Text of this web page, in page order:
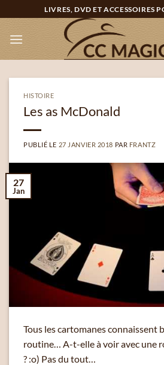
au
contenu
LIVRES, DVD ET ACCESSOIRES
HISTOIRE
Les as McDonald
PUBLIÉ LE 27 JANVIER 2018 PAR FRANTZ
27
Jan
Tous les cartomanes connaissent
routine… A-t-elle à voir avec une
? :o) Pas du tout…